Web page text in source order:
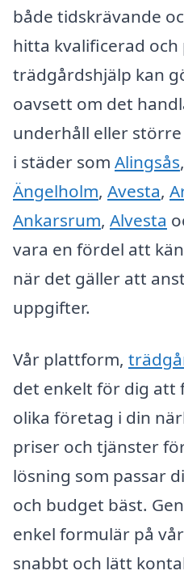
både tidskrävande
hitta kvalificerad och
trädgårdshjälp kan
oavsett om det
underhåll eller
i städer som Alingsås,
Ängelholm, Avesta,
Ankarsrum, Alvesta
vara en fördel att
när det gäller att
uppgifter.
Vår plattform,
det enkelt för dig
olika företag i din
priser och tjänster
lösning som passar
och budget bäst.
enkel formulär på
snabbt och lätt